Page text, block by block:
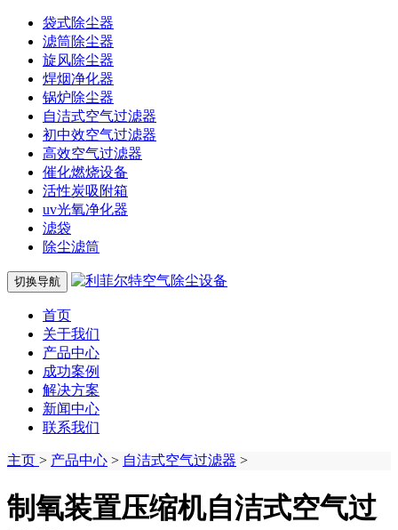
袋式除尘器
滤筒除尘器
旋风除尘器
焊烟净化器
锅炉除尘器
自洁式空气过滤器
初中效空气过滤器
高效空气过滤器
催化燃烧设备
活性炭吸附箱
uv光氧净化器
滤袋
除尘滤筒
切换导航
首页
关于我们
产品中心
成功案例
解决方案
新闻中心
联系我们
主页 > 产品中心 > 自洁式空气过滤器 >
制氧装置压缩机自洁式空气过